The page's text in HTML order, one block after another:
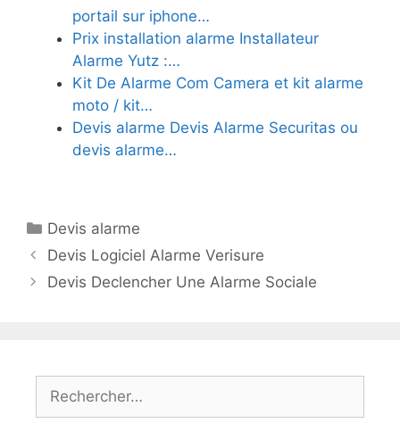
portail sur iphone…
Prix installation alarme Installateur
Alarme Yutz :…
Kit De Alarme Com Camera et kit alarme
moto / kit…
Devis alarme Devis Alarme Securitas ou
devis alarme…
Catégories
Devis alarme
Devis Logiciel Alarme Verisure
Devis Declencher Une Alarme Sociale